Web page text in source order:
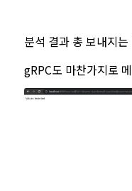
분석 결과 총 보내지
gRPC도 마찬가지로